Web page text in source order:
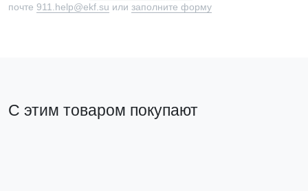
почте 911.help@ekf.su или заполните форму
С этим товаром покупают